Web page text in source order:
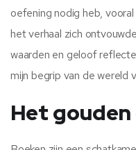
oefening nodig heb,
het verhaal zich
waarden en geloof
mijn begrip van de wereld
Het